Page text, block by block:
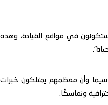
ستكونون في مواقع القيادة، وهذه
سيما وأن معظمهم يمتلكون خبرات
وتماسكًا.